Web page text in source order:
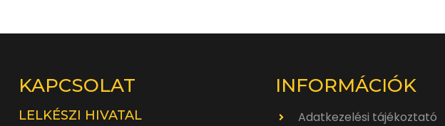
KAPCSOLAT
LELKÉSZI HIVATAL
INFORMÁCIÓK
Adatkezelési tájékoztató